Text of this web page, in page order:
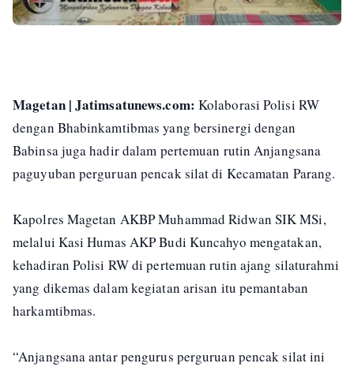
Magetan | Jatimsatunews.com: Kolaborasi Polisi RW
dengan Bhabinkamtibmas yang bersinergi dengan
Babinsa juga hadir dalam pertemuan rutin Anjangsana
paguyuban perguruan pencak silat di Kecamatan Parang.
Kapolres Magetan AKBP Muhammad Ridwan SIK MSi,
melalui Kasi Humas AKP Budi Kuncahyo mengatakan,
kehadiran Polisi RW di pertemuan rutin ajang silaturahmi
yang dikemas dalam kegiatan arisan itu pemantaban
harkamtibmas.
“Anjangsana antar pengurus perguruan pencak silat ini